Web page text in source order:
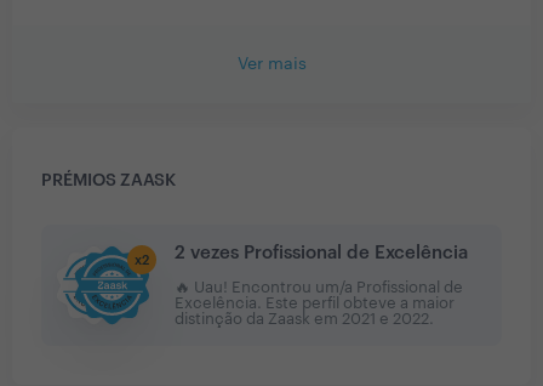
Ver mais
PRÉMIOS ZAASK
x2 2 vezes Profissional de Excelência
🔥 Uau! Encontrou um/a Profissional de
Excelência. Este perfil obteve a maior
distinção da Zaask em 2021 e 2022